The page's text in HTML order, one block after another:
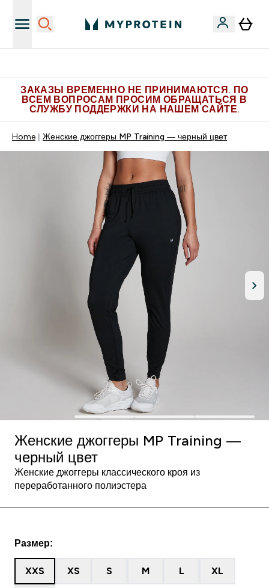
ЗАКАЗЫ ВРЕМЕННО НЕ ПРИНИМАЮТСЯ. ПО
ВСЕМ ВОПРОСАМ ПРОСИМ ОБРАЩАТЬСЯ В
СЛУЖБУ ПОДДЕРЖКИ НА НАШЕМ САЙТЕ.
Home Женские джоггеры MP Training — черный цвет
Женские джоггеры MP Training —
черный цвет
Женские джоггеры классического кроя из
переработанного полиэстера
Размер:
XXS XS S M L XL